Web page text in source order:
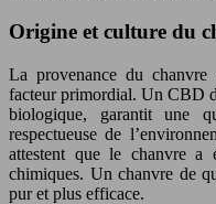
Origine et culture du
La provenance du
facteur primordial. Un CBD
biologique, garantit une
respectueuse de
attestent que le chanvre a
chimiques. Un chanvre de
pur et plus efficace.